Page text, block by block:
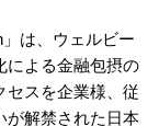
は、ウェルビー
による金融包摂の
セスを企業様、従
が解禁された日本